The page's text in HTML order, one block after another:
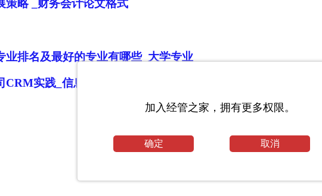
策略 _财务会计论文格式
排名及最好的专业有哪些_大学专业
实践_信息管理论文
加入经管之家，拥有更多权限。
确定 取消